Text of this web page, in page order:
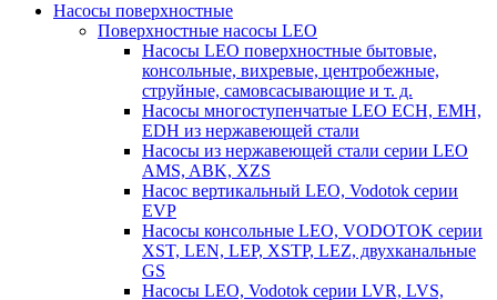
Насосы поверхностные
Поверхностные насосы LEO
Насосы LEO поверхностные бытовые,
консольные, вихревые, центробежные,
струйные, самовсасывающие и т. д.
Насосы многоступенчатые LEO ECH, EMH,
EDH из нержавеющей стали
Насосы из нержавеющей стали серии LEO
AMS, ABK, XZS
Насос вертикальный LEO, Vodotok серии
EVP
Насосы консольные LEO, VODOTOK серии
XST, LEN, LEP, XSTP, LEZ, двухканальные
GS
Насосы LEO, Vodotok серии LVR, LVS,